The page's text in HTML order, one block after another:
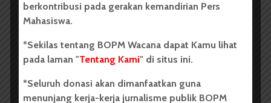
berkontribusi pada gerakan kemandirian Pers
Mahasiswa.
*Sekilas tentang BOPM Wacana dapat Kamu lihat
pada laman "Tentang Kami" di situs ini.
*Seluruh donasi akan dimanfaatkan guna
menunjang kerja-kerja jurnalisme publik BOPM